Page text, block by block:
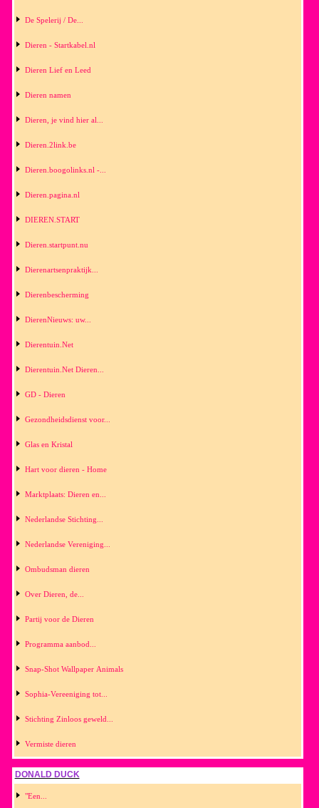
De Spelerij / De...
Dieren - Startkabel.nl
Dieren Lief en Leed
Dieren namen
Dieren, je vind hier al...
Dieren.2link.be
Dieren.boogolinks.nl -...
Dieren.pagina.nl
DIEREN.START
Dieren.startpunt.nu
Dierenartsenpraktijk...
Dierenbescherming
DierenNieuws: uw...
Dierentuin.Net
Dierentuin.Net Dieren...
GD - Dieren
Gezondheidsdienst voor...
Glas en Kristal
Hart voor dieren - Home
Marktplaats: Dieren en...
Nederlandse Stichting...
Nederlandse Vereniging...
Ombudsman dieren
Over Dieren, de...
Partij voor de Dieren
Programma aanbod...
Snap-Shot Wallpaper Animals
Sophia-Vereeniging tot...
Stichting Zinloos geweld...
Vermiste dieren
DONALD DUCK
"Een...